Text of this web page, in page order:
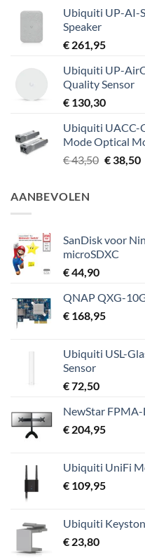
Ubiquiti UP-AI-
Speaker
€ 261,95
Ubiquiti UP-
Quality Sensor
€ 130,30
Ubiquiti
Mode Optical
€43,50 €38,50
AANBEVOLEN
SanDisk voor
microSDXC
€44,90
QNAP QXG-
€ 168,95
Ubiquiti USL-
Sensor
€72,50
NewStar
€ 204,95
Ubiquiti UniFi
€ 109,95
Ubiquiti
€ 23,80